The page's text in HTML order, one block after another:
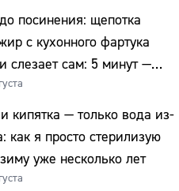
посинения: щепотка
с кухонного фартука
слезает сам: 5 минут —
как новая
кипятка — только вода из-
как я просто стерилизую
уже несколько лет